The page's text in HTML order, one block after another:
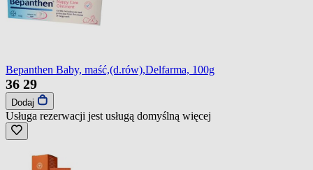
Bepanthen Baby, maść,(d.rów),Delfarma, 100g
36 29
Dodaj
Usługa rezerwacji jest usługą domyślną więcej